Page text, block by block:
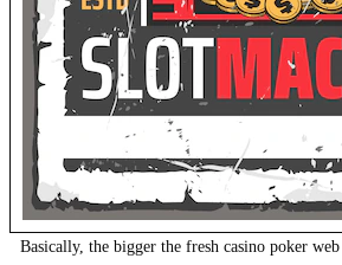
Basically, the bigger the fresh casino poker